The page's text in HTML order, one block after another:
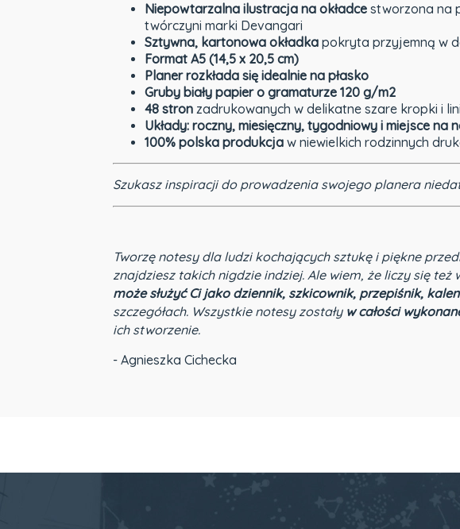
Niepowtarzalna ilustracja na okładce stworzona na
twórczyni marki Devangari
Sztywna, kartonowa okładka pokryta przyjemną w
Format A5 (14,5 x 20,5 cm)
Planer rozkłada się idealnie na płasko
Gruby biały papier o gramaturze 120 g/m2
48 stron zadrukowanych w delikatne szare kropki i
Układy: roczny, miesięczny, tygodniowy i miejsce na
100% polska produkcja w niewielkich rodzinnych
Szukasz inspiracji do prowadzenia swojego planera
Tworzę notesy dla ludzi kochających sztukę i piękne
znajdziesz takich nigdzie indziej. Ale wiem, że liczy się też
może służyć Ci jako dziennik, szkicownik, przepiśnik,
szczegółach. Wszystkie notesy zostały w całości
ich stworzenie.
- Agnieszka Cichecka